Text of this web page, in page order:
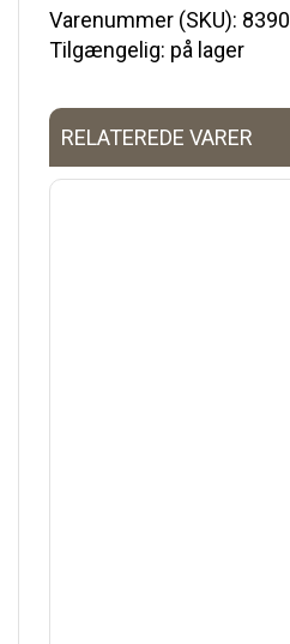
Varenummer (SKU): 8390
Tilgængelig: på lager
RELATEREDE VARER